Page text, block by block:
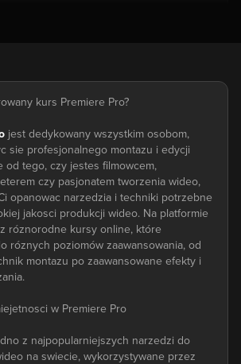
kurs Premiere Pro?
jest dedykowany wszystkim osobom,
sie profesjonalnego montazu i edycji
od tego, czy jestes filmowcem,
czy pasjonatem tworzenia wideo,
opanowac narzedzia i techniki potrzebne
jakosci produkcji wideo. Na platformie
róznorodne kursy online, które
róznych poziomów zaawansowania, od
montazu po zaawansowane efekty i
w Premiere Pro
z najpopularniejszych narzedzi do
na swiecie, wykorzystywane przez